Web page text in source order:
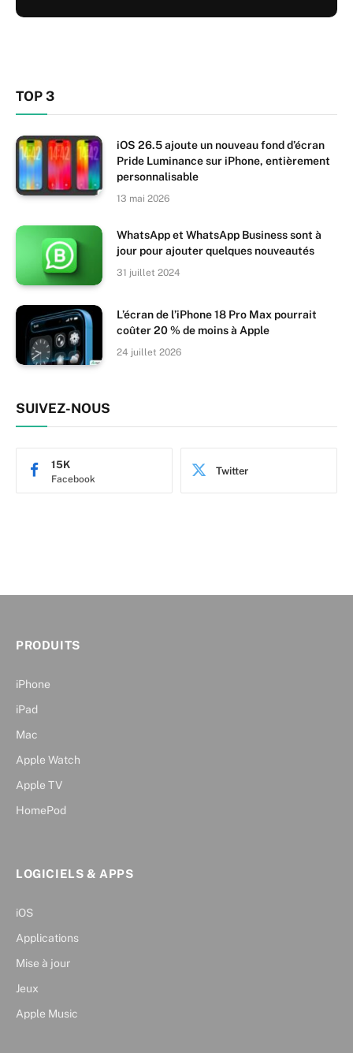
TOP 3
iOS 26.5 ajoute un nouveau fond d’écran
Pride Luminance sur iPhone, entièrement
personnalisable
13 mai 2026
WhatsApp et WhatsApp Business sont à
jour pour ajouter quelques nouveautés
31 juillet 2024
L’écran de l’iPhone 18 Pro Max pourrait
coûter 20 % de moins à Apple
24 juillet 2026
SUIVEZ-NOUS
Facebook
15K Twitter
PRODUITS
iPhone
iPad
Mac
Apple Watch
Apple TV
HomePod
LOGICIELS & APPS
iOS
Applications
Mise à jour
Jeux
Apple Music